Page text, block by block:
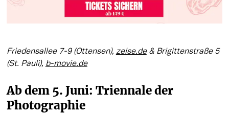
Friedensallee 7-9 (Ottensen), zeise.de & Brigittenstraße 5
(St. Pauli), b-movie.de
Ab dem 5. Juni: Triennale der
Photographie